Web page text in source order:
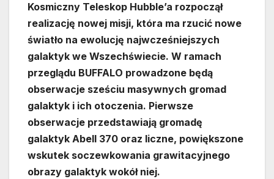
Kosmiczny Teleskop Hubble’a rozpoczął
realizację nowej misji, która ma rzucić nowe
światło na ewolucję najwcześniejszych
galaktyk we Wszechświecie. W ramach
przeglądu BUFFALO prowadzone będą
obserwacje sześciu masywnych gromad
galaktyk i ich otoczenia. Pierwsze
obserwacje przedstawiają gromadę
galaktyk Abell 370 oraz liczne, powiększone
wskutek soczewkowania grawitacyjnego
obrazy galaktyk wokół niej.